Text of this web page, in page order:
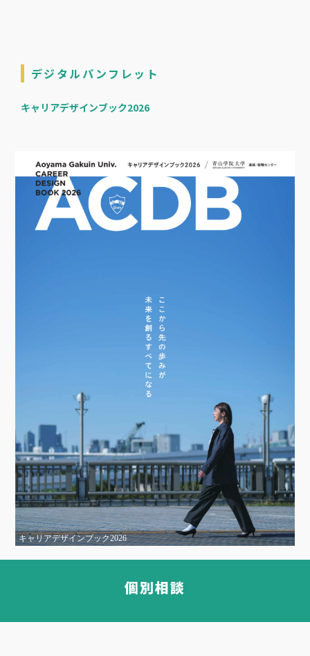
デジタルパンフレット
キャリアデザインブック2026
キャリアデザインブック2026
個別相談